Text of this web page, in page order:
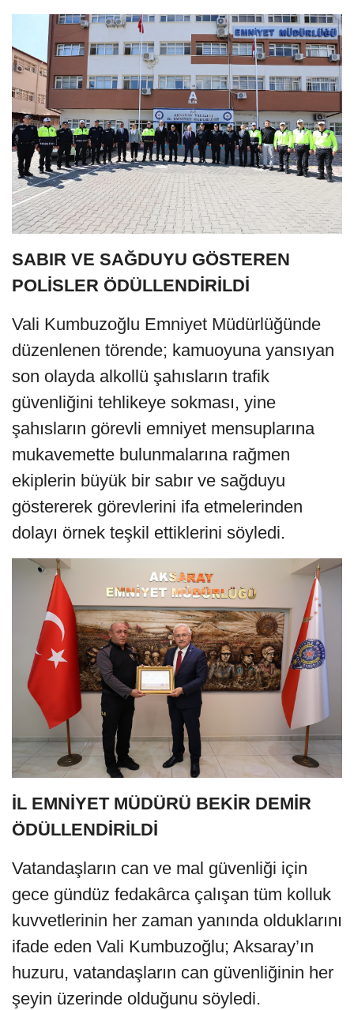
SABIR VE SAĞDUYU GÖSTEREN
POLİSLER ÖDÜLLENDİRİLDİ
Vali Kumbuzoğlu Emniyet Müdürlüğünde
düzenlenen törende; kamuoyuna yansıyan
son olayda alkollü şahısların trafik
güvenliğini tehlikeye sokması, yine
şahısların görevli emniyet mensuplarına
mukavemette bulunmalarına rağmen
ekiplerin büyük bir sabır ve sağduyu
göstererek görevlerini ifa etmelerinden
dolayı örnek teşkil ettiklerini söyledi.
İL EMNİYET MÜDÜRÜ BEKİR DEMİR
ÖDÜLLENDİRİLDİ
Vatandaşların can ve mal güvenliği için
gece gündüz fedakârca çalışan tüm kolluk
kuvvetlerinin her zaman yanında olduklarını
ifade eden Vali Kumbuzoğlu; Aksaray’ın
huzuru, vatandaşların can güvenliğinin her
şeyin üzerinde olduğunu söyledi.